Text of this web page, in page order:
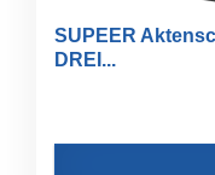
SUPEER
DREI...